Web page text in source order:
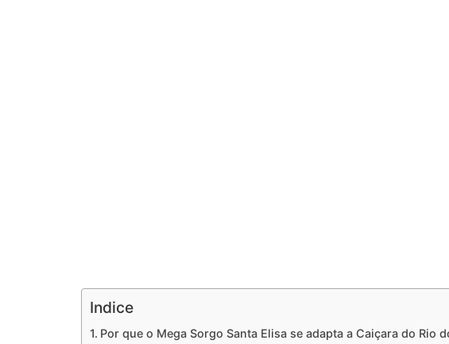
Indice
Por que o Mega Sorgo Santa Elisa se adapta a Caiçara do Rio